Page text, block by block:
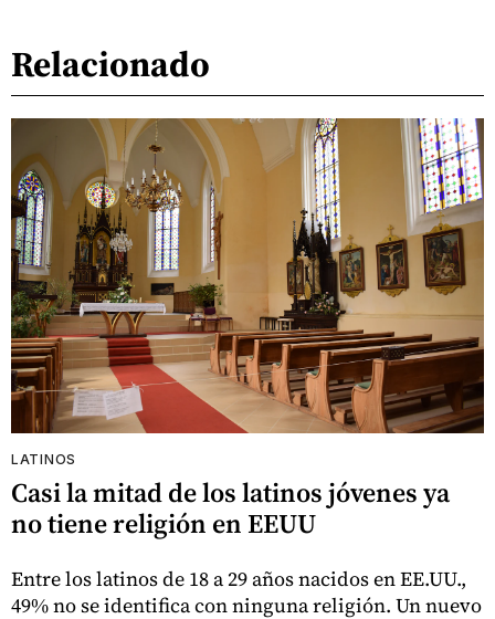
Relacionado
LATINOS
Casi la mitad de los latinos jóvenes ya
no tiene religión en EEUU
Entre los latinos de 18 a 29 años nacidos en EE.UU.,
49% no se identifica con ninguna religión. Un nuevo